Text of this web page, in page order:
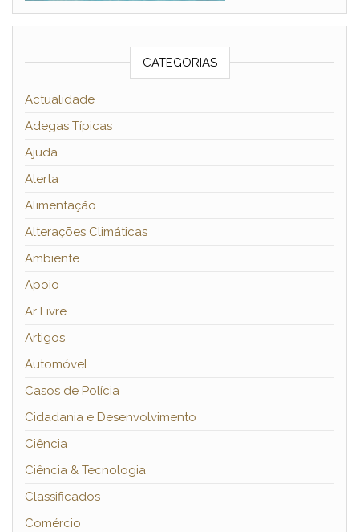
CATEGORIAS
Actualidade
Adegas Típicas
Ajuda
Alerta
Alimentação
Alterações Climáticas
Ambiente
Apoio
Ar Livre
Artigos
Automóvel
Casos de Polícia
Cidadania e Desenvolvimento
Ciência
Ciência & Tecnologia
Classificados
Comércio